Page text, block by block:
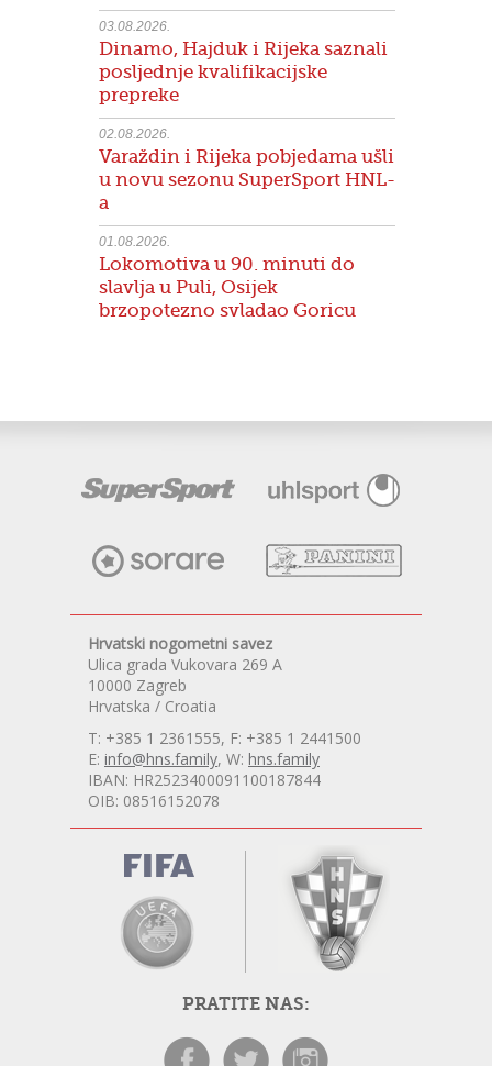
03.08.2026.
Dinamo, Hajduk i Rijeka saznali
posljednje kvalifikacijske
prepreke
02.08.2026.
Varaždin i Rijeka pobjedama ušli
u novu sezonu SuperSport HNL-
a
01.08.2026.
Lokomotiva u 90. minuti do
slavlja u Puli, Osijek
brzopotezno svladao Goricu
Hrvatski nogometni savez
Ulica grada Vukovara 269 A
10000 Zagreb
Hrvatska / Croatia
T: +385 1 2361555, F: +385 1 2441500
E: info@hns.family, W: hns.family
IBAN: HR2523400091100187844
OIB: 08516152078
PRATITE NAS: